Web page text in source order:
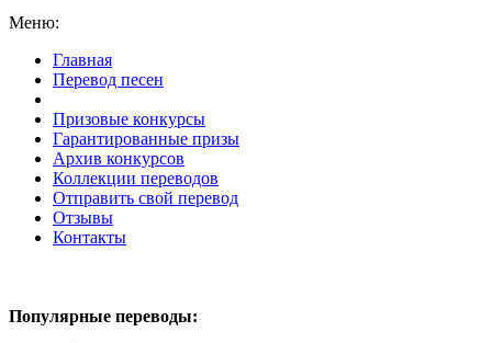
Меню:
Главная
Перевод песен
Призовые конкурсы
Гарантированные призы
Архив конкурсов
Коллекции переводов
Отправить свой перевод
Отзывы
Контакты
Популярные переводы: